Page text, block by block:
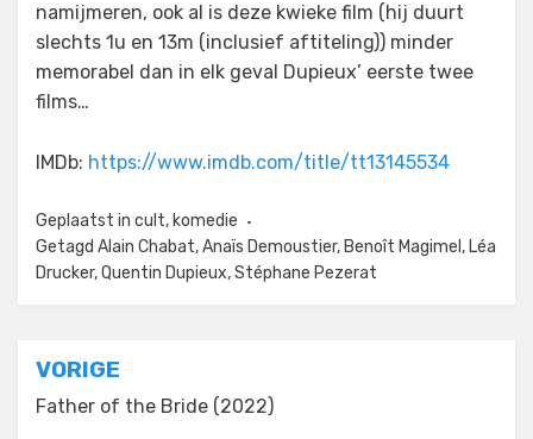
namijmeren, ook al is deze kwieke film (hij duurt
slechts 1u en 13m (inclusief aftiteling)) minder
memorabel dan in elk geval Dupieux’ eerste twee
films…
IMDb: https://www.imdb.com/title/tt13145534
Geplaatst in cult, komedie
Getagd Alain Chabat,Anaïs Demoustier, Benoît Magimel , Léa
Drucker,Quentin Dupieux,Stéphane Pezerat
Bericht
navigatie
VORIGE
Father of the Bride (2022)